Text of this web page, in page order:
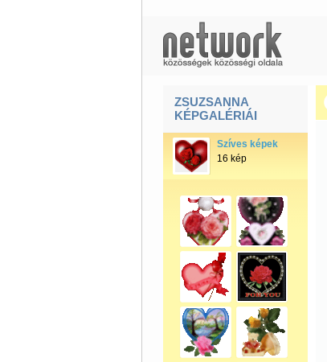
ZSUZSANNA
KÉPGALÉRIÁI
Szíves képek
16 kép